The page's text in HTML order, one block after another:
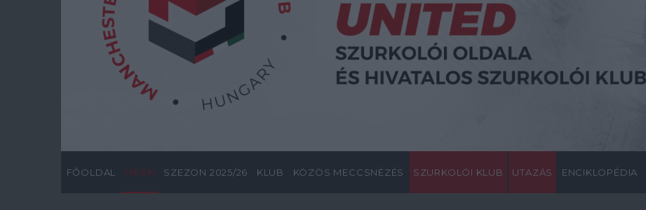
FŐOLDAL HÍREK SZEZON 2025/26 KLUB KÖZÖS MECCSNÉZÉS SZURKOLÓI KLUB UTAZÁS ENCIKLOPÉDIA